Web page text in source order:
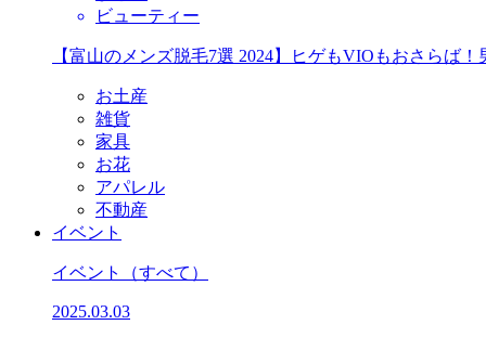
ビューティー
【富山のメンズ脱毛7選 2024】ヒゲもVIOもおさらば
お土産
雑貨
家具
お花
アパレル
不動産
イベント
イベント （すべて）
2025.03.03